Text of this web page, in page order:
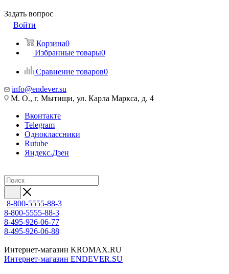
Задать вопрос
Войти
Корзина0
Избранные товары0
Сравнение товаров0
info@endever.su
М. О., г. Мытищи, ул. Карла Маркса, д. 4
Вконтакте
Telegram
Одноклассники
Rutube
Яндекс.Дзен
8-800-5555-88-3
8-800-5555-88-3
8-495-926-06-77
8-495-926-06-88
Интернет-магазин KROMAX.RU
Интернет-магазин ENDEVER.SU